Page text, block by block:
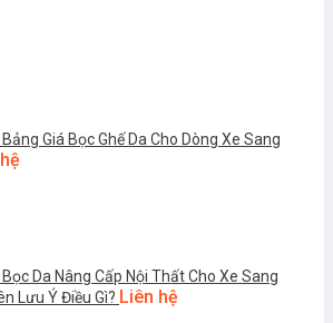
Bảng Giá Bọc Ghế Da Cho Dòng Xe Sang
Bọc Da Nâng Cấp Nội Thất Cho Xe Sang
Lưu Ý Điều Gì? Liên hệ